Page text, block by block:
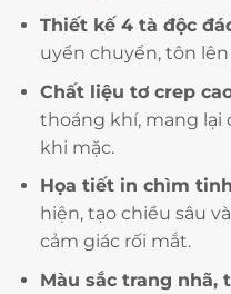
Thiết kế 4 tà độc
uyển chuyển, tôn
Chất liệu tơ crep
thoáng khí, mang lại
khi mặc.
Họa tiết in chìm
hiện, tạo chiều sâu
cảm giác rối mắt.
Màu sắc trang nhã,